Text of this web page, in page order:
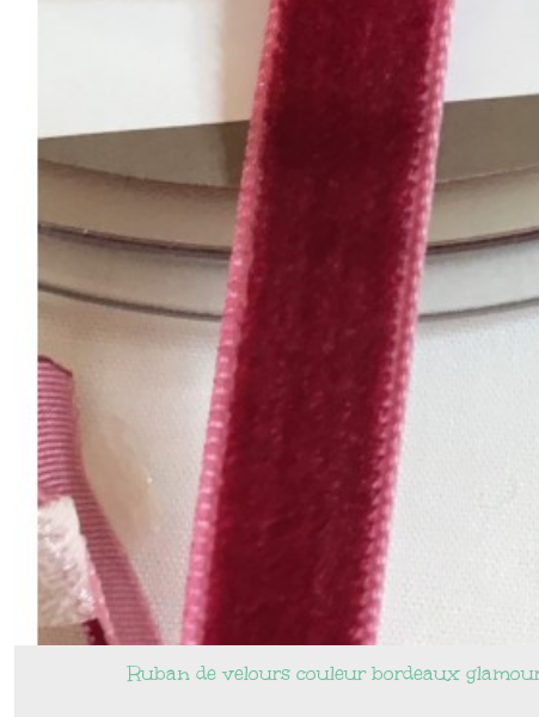
Ruban de velours couleur bordeaux